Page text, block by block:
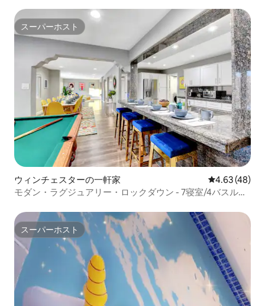
スーパーホスト
スーパーホスト
ウィンチェスターの一軒家 レビュー48
4.63 (48)
モダン・ラグジュアリー・ロックダウン - 7寝室/4バスルー
スーパーホスト
スーパーホスト